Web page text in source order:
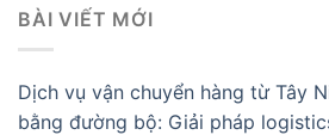
BÀI VIẾT MỚI
Dịch vụ vận chuyển hàng từ Tây
bằng đường bộ: Giải pháp